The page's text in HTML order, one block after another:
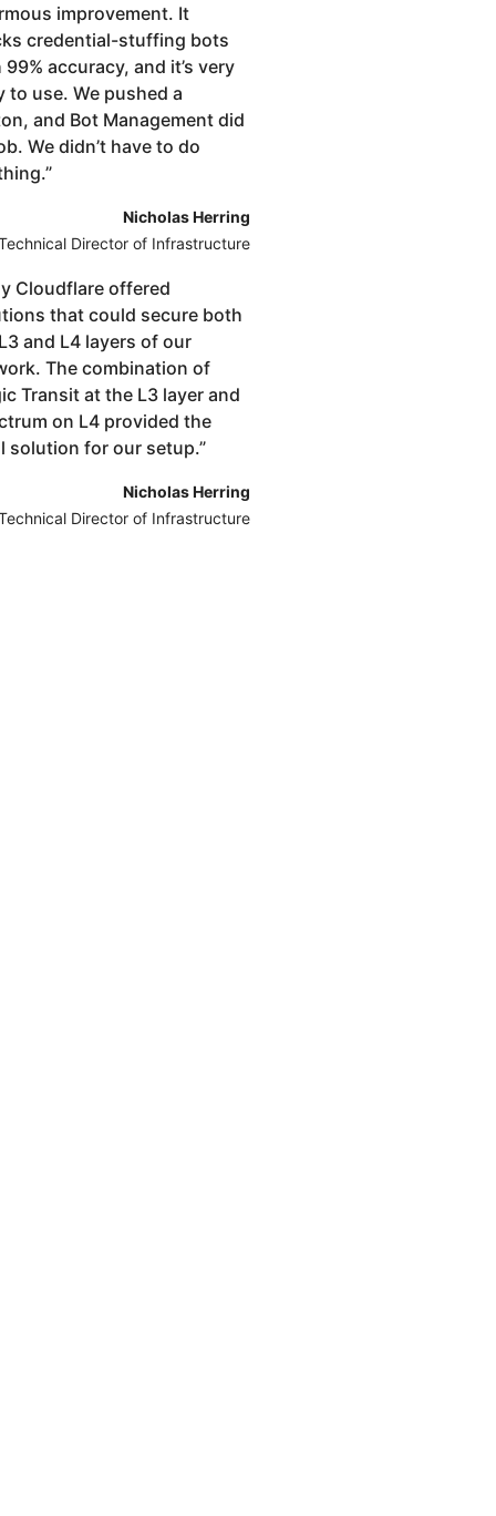
improvement. It
credential-stuffing bots
accuracy, and it’s very
to use. We pushed a
and Bot Management did
We didn’t have to do
”
Nicholas Herring
Director of Infrastructure
Cloudflare offered
that could secure both
and L4 layers of our
The combination of
Transit at the L3 layer and
on L4 provided the
solution for our setup.”
Nicholas Herring
Director of Infrastructure